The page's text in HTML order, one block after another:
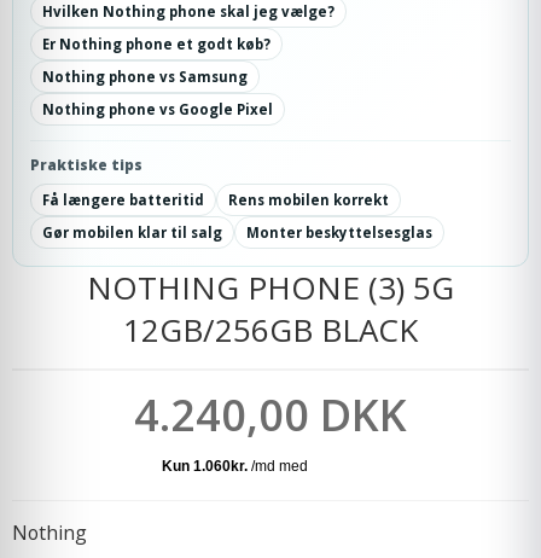
Hvilken Nothing phone skal jeg vælge?
Er Nothing phone et godt køb?
Nothing phone vs Samsung
Nothing phone vs Google Pixel
Praktiske tips
Få længere batteritid
Rens mobilen korrekt
Gør mobilen klar til salg
Monter beskyttelsesglas
NOTHING PHONE (3) 5G
12GB/256GB BLACK
4.240,00 DKK
Nothing